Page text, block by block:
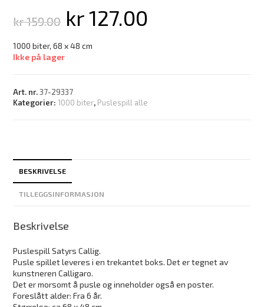
kr159.00 kr127.00
1000 biter, 68 x 48 cm
Ikke på lager
Art. nr.37-29337
Kategorier:1000 biter, Puslespill alle
BESKRIVELSE
TILLEGGSINFORMASJON
Beskrivelse
Puslespill Satyrs Callig.
Pusle spillet leveres i en trekantet boks. Det er tegnet av
kunstneren Calligaro.
Det er morsomt å pusle og inneholder også en poster.
Foreslått alder: Fra 6 år.